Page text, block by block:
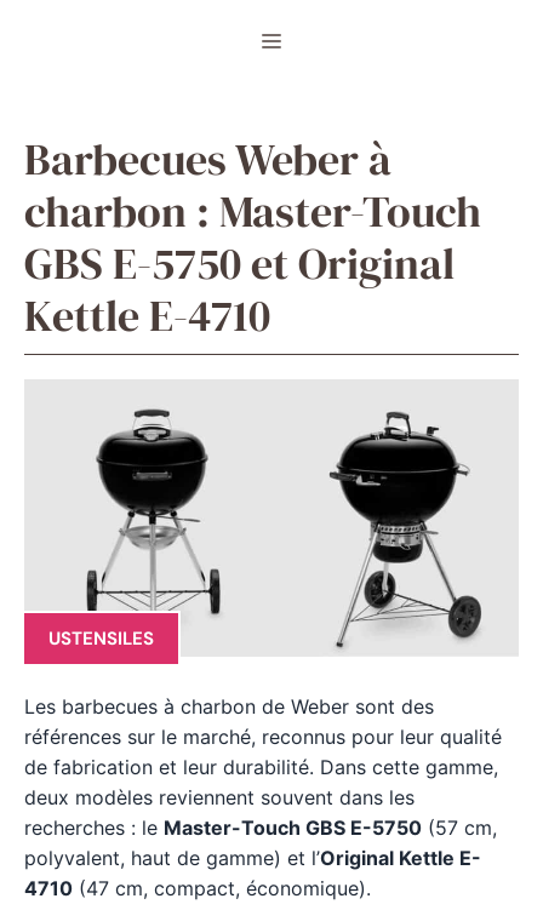
Menu
Barbecues Weber à
charbon : Master-Touch
GBS E-5750 et Original
Kettle E-4710
USTENSILES
Les barbecues à charbon de Weber sont des
références sur le marché, reconnus pour leur qualité
de fabrication et leur durabilité. Dans cette gamme,
deux modèles reviennent souvent dans les
recherches : le Master-Touch GBS E-5750 (57 cm,
polyvalent, haut de gamme) et l’Original Kettle E-
4710 (47 cm, compact, économique).